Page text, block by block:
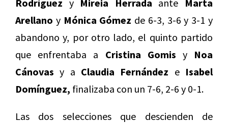
Rodríguez y Mireia Herrada ante Marta
Arellano y Mónica Gómez de 6-3, 3-6 y 3-1 y
abandono y, por otro lado, el quinto partido
que enfrentaba a Cristina Gomis y Noa
Cánovas y a Claudia Fernández e Isabel
Domínguez, finalizaba con un 7-6, 2-6 y 0-1.
Las dos selecciones que descienden de